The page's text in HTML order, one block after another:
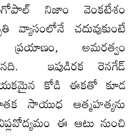
నిజాం వెంకటేశం
వ్యాసంలోనే చదువుకుంటే
ప్రయాణం, అమరత్వం
ఇపుడిరక రెనగేడ్‌
కోడి ఈకతో కూడ
సాయుధ ఆత్మహత్యను
ఈ ఆటు నుంచి